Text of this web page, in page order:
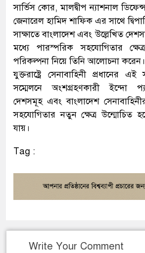
সার্ভিস কোর, মালদ্বীপ ন্যাশনাল
জেনারেল হামিদ শাফিক এর সাথে
সাক্ষাতে বাংলাদেশ এবং উল্লেখিত
মধ্যে পারস্পরিক সহযোগিতার
পরিকল্পনা নিয়ে তিনি আলোচনা করেন।
যুক্তরাষ্ট্রে সেনাবাহিনী প্রধানের
সম্মেলনে অংশগ্রহণকারী ইন্দো
দেশসমূহ এবং বাংলাদেশ
সহযোগিতার নতুন ক্ষেত্র উন্মোচিত
যায়।
Tag :
Write Your Comment